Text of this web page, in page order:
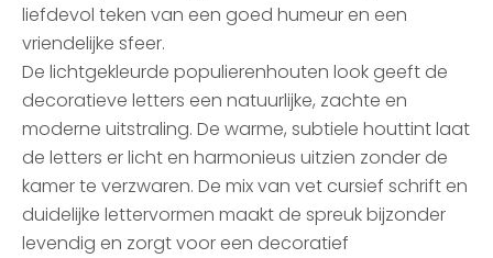
liefdevol teken van een goed humeur en een
vriendelijke sfeer.
De lichtgekleurde populierenhouten look geeft de
decoratieve letters een natuurlijke, zachte en
moderne uitstraling. De warme, subtiele houttint laat
de letters er licht en harmonieus uitzien zonder de
kamer te verzwaren. De mix van vet cursief schrift en
duidelijke lettervormen maakt de spreuk bijzonder
levendig en zorgt voor een decoratief